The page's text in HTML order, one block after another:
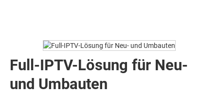
Full-IPTV-Lösung für Neu-
und Umbauten